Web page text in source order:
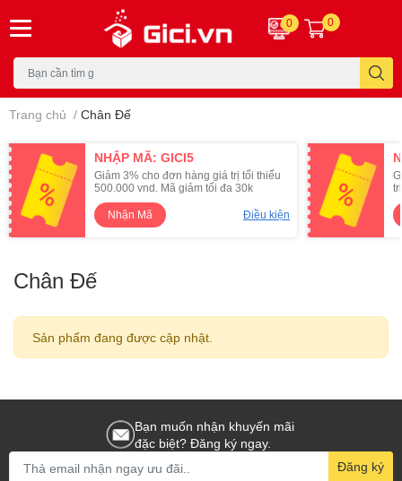
0 0
Trang chủ / Chân Đế
NHẬP MÃ: GICI5
Giảm 3% cho đơn hàng giá trị tối thiểu
500.000 vnd. Mã giảm tối đa 30k
Nhận Mã
Điều kiện
Chân Đế
Sản phẩm đang được cập nhật.
Bạn muốn nhận khuyến mãi
đặc biệt? Đăng ký ngay.
Đăng ký